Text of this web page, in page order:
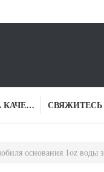
ПРОВЕРКА КАЧЕСТВА
основания 1oz воды